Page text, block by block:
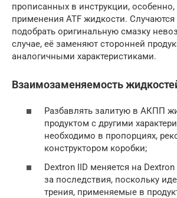
прописанных в инструкции, особенно,
применения ATF жидкости. Случаются
подобрать оригинальную смазку
случае, её заменяют сторонней
аналогичными характеристиками.
Взаимозаменяемость
Разбавлять залитую в АКПП
продуктом с другими
необходимо в пропорциях,
конструктором коробки;
Dextron IID меняется на
за последствия, поскольку
трения, применяемые в